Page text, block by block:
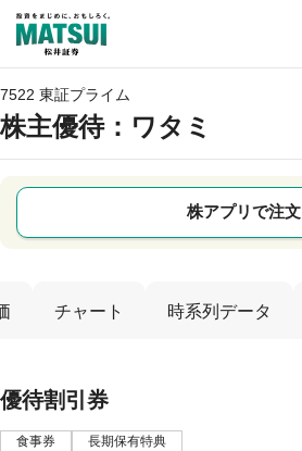
7522 東証プライム
株主優待：ワタミ
株アプリで注文
チャート 時系列データ
優待割引券
食事券 長期保有特典